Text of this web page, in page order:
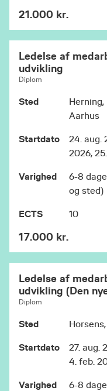
forandring
Skoleledelseog
datainformeret
afgangsprojekt.
kommer
21.000 kr.
Ledelse af
udvikling
Diplom
Sted
Herning,
Aarhus
Startdato
24. aug.
2026,
Varighed
6-8
og sted)
ECTS 10
17.000 kr.
Ledelse af
udvikling (Den
Diplom
Sted
Startdato
27. aug.
4. feb.
Varighed
6-8